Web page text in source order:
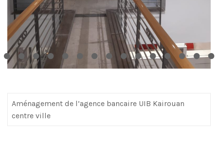
Aménagement de l’agence bancaire UIB Kairouan
centre ville